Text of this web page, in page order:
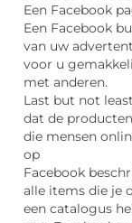
Een Facebook
Een Facebook
van uw
voor u
met anderen.
Last but not
dat de
die mensen
op
Facebook
alle items die je
een catalogus